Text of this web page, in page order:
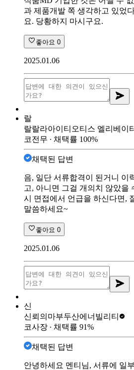
과 제품개발 쪽 생각하고 있었
요. 당황하지 마시구요.
좋아요 0
2025.01.06
랄
랄랄라아이티 오티스 엘리베이
코전무 ∙ 채택률 100%
채택된 답변
음, 일단 서류합격이 된거니 이
고, 아니면 그걸 개의치 않았을
시 면접에서 언급을 하신다면,
말씀하세요~
좋아요 0
2025.01.06
신
신뢰의마부두산에너빌리티
코사장 ∙ 채택률 91%
채택된 답변
안녕하세요 멘티님, 서류에 일